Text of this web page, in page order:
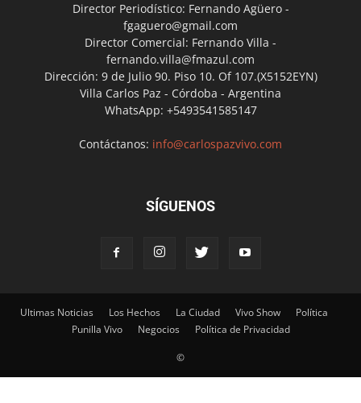
Director Periodístico: Fernando Agüero -
fgaguero@gmail.com
Director Comercial: Fernando Villa -
fernando.villa@fmazul.com
Dirección: 9 de Julio 90. Piso 10. Of 107.(X5152EYN)
Villa Carlos Paz - Córdoba - Argentina
WhatsApp: +5493541585147
Contáctanos: info@carlospazvivo.com
SÍGUENOS
Ultimas Noticias Los Hechos La Ciudad Vivo Show
Política
Punilla Vivo
Negocios Política de Privacidad
©